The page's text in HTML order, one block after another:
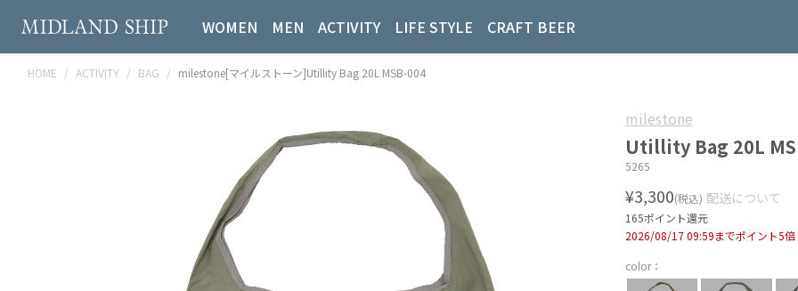
WOMEN MEN ACTIVITY LIFE STYLE CRAFT BEER
HOME ACTIVITY BAG milestone[マイルストーン]Utillity Bag 20L MSB-004
milestone
Utillity Bag 20L
5265
¥3,300(税込) 配送について
165ポイント還元
2026/08/17 09:59までポイント5倍
color：